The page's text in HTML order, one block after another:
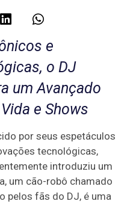
e
o DJ
um Avançado
e Shows
por seus espetáculos
tecnológicas,
introduziu um
um cão-robô chamado
pelos fãs do DJ, é uma